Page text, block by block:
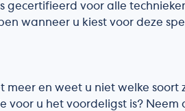
gecertifieerd voor alle
wanneer u kiest voor deze
meer en weet u niet welke soort
u het voordeligst is? Neem